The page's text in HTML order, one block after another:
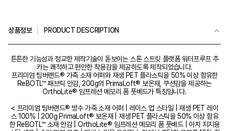
상품정보 PRODUCT DESCRIPTION
튼튼한 기능성과 정교한 제작기술이 돋보이는 스톤 스트릿 플랫폼 워터프루프 추
카는 쾌적하고 편안한 착용감을 제공하도록 제작되었습니다.
프리미엄 팀버랜드® 가죽 소재 어퍼와 재생 PET 플라스틱을 50% 이상 함유한
ReBOTL™ 패브릭 안감, 200g의 PrimaLoft® 보온재, 쿠션감을 제공하는
OrthoLite® 임프레션 메모리 폼 풋베드가 특징입니다.
< 프리미엄 팀버랜드® 방수 가죽 소재 어퍼 | 레이스 업 스타일 | 재생 PET 레이
스 100% | 200g PrimaLoft® 보온재 | 재생 PET 플라스틱을 50% 이상 함유
한 ReBOTL™ 소재 안감 | OrthoLite® 임프레션 메모리 폼 풋베드 | 아치 지지용